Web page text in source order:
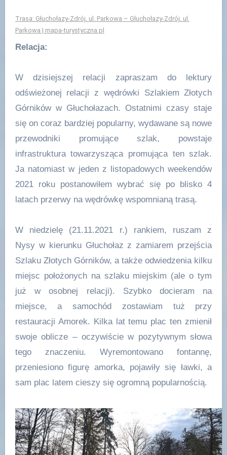
Trasa: Głuchołazy-Zdrój, ul. Parkowa – Głuchołazy-Zdrój, ul.
Parkowa | mapa-turystyczna.pl
Relacja:
W dzisiejszej relacji zapraszam do lektury
odświeżonej relacji z wędrówki Szlakiem Złotych
Górników w Głuchołazach. Ostatnimi czasy staje
się on coraz bardziej popularny, wydawane są nowe
przewodniki promujące szlak, powstaje
infrastruktura towarzysząca promująca ten szlak.
Ja natomiast w jeden z listopadowych weekendów
2021 roku postanowiłem wybrać się po blisko 4
latach przerwy na wędrówkę wspomnianą trasą.
W niedzielę (21.11.2021 r.) rankiem, ruszam z
Nysy w kierunku Głuchołaz z zamiarem przejścia
Szlaku Złotych Górników, a także odwiedzenia kilku
miejsc położonych na szlaku miejskim (ale o tym
już w osobnej relacji). Szybko docieram na
miejsce, a samochód zostawiam tuż przy
restauracji Amorek. Kilka lat temu plac ten zmienił
swoje oblicze – oczywiście w pozytywnym słowa
tego znaczeniu. Wyremontowano fontannę,
przeniesiono figurę amorka, pojawiły się ławki, a
sam plac latem cieszy się ogromną popularnością.